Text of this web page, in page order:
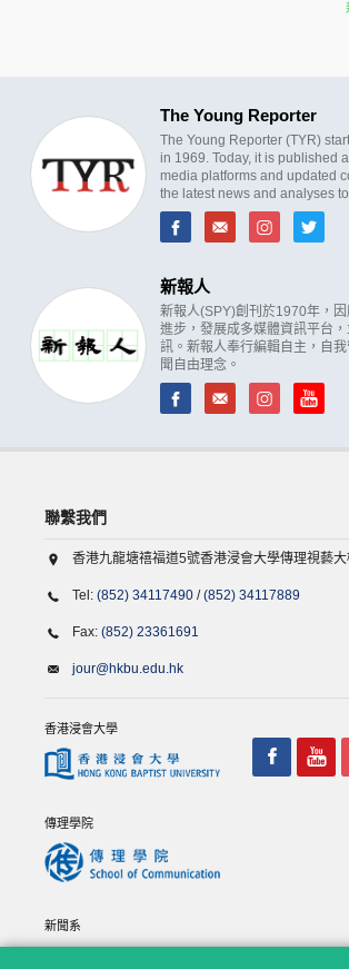
The Young Reporter
The Young Reporter (TYR)
in 1969. Today, it is published
media platforms and updated
the latest news and analyses
新報人
新報人(SPY)創刊於1970年，
進步，發展成多媒體資訊平台
訊。新報人奉行編輯自主，自
聞自由理念。
聯繫我們
香港九龍塘禧福道5號香港浸會大學傳理視藝
Tel: (852) 34117490 /(852) 34117889
Fax: (852) 23361691
jour@hkbu.edu.hk
香港浸會大學
傳理學院
新聞系